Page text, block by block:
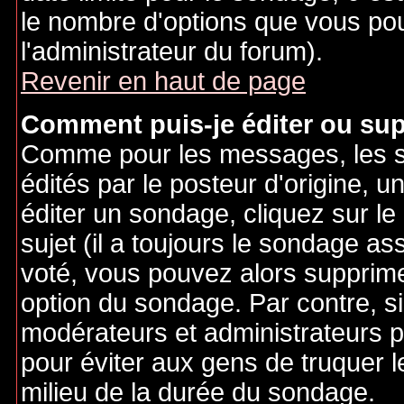
le nombre d'options que vous
l'administrateur du forum).
Revenir en haut de page
Comment puis-je éditer ou
Comme pour les messages, les
édités par le posteur d'origine,
éditer un sondage, cliquez sur
sujet (il a toujours le sondage
voté, vous pouvez alors
option du sondage. Par contre,
modérateurs et administrateurs
pour éviter aux gens de truquer
milieu de la durée du sondage.